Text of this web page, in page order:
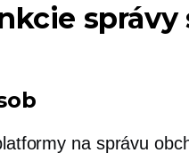
správy
na správu